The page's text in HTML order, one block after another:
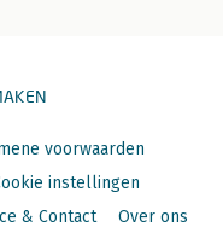
voorwaarden
instellingen
& Contact Over ons